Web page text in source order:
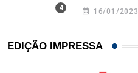
16/01/2023
EDIÇÃO IMPRESSA